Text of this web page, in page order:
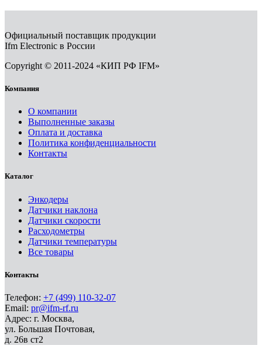
Официальный поставщик продукции
Ifm Electronic в России
Copyright © 2011-2024 «КИП РФ IFM»
Компания
О компании
Выполненные заказы
Оплата и доставка
Политика конфиденциальности
Контакты
Каталог
Энкодеры
Датчики наклона
Датчики скорости
Расходометры
Датчики температуры
Все товары
Контакты
Телефон: +7 (499) 110-32-07
Email: pr@ifm-rf.ru
Адрес: г. Москва,
ул. Большая Почтовая,
д. 26в ст2